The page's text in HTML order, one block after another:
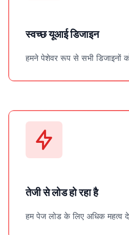
स्वच्छ यूआई डिजाइन
हमने पेशेवर रूप से सभी डिजाइनों
तेजी से लोड हो रहा है
हम पेज लोड के लिए अधिक महत्व